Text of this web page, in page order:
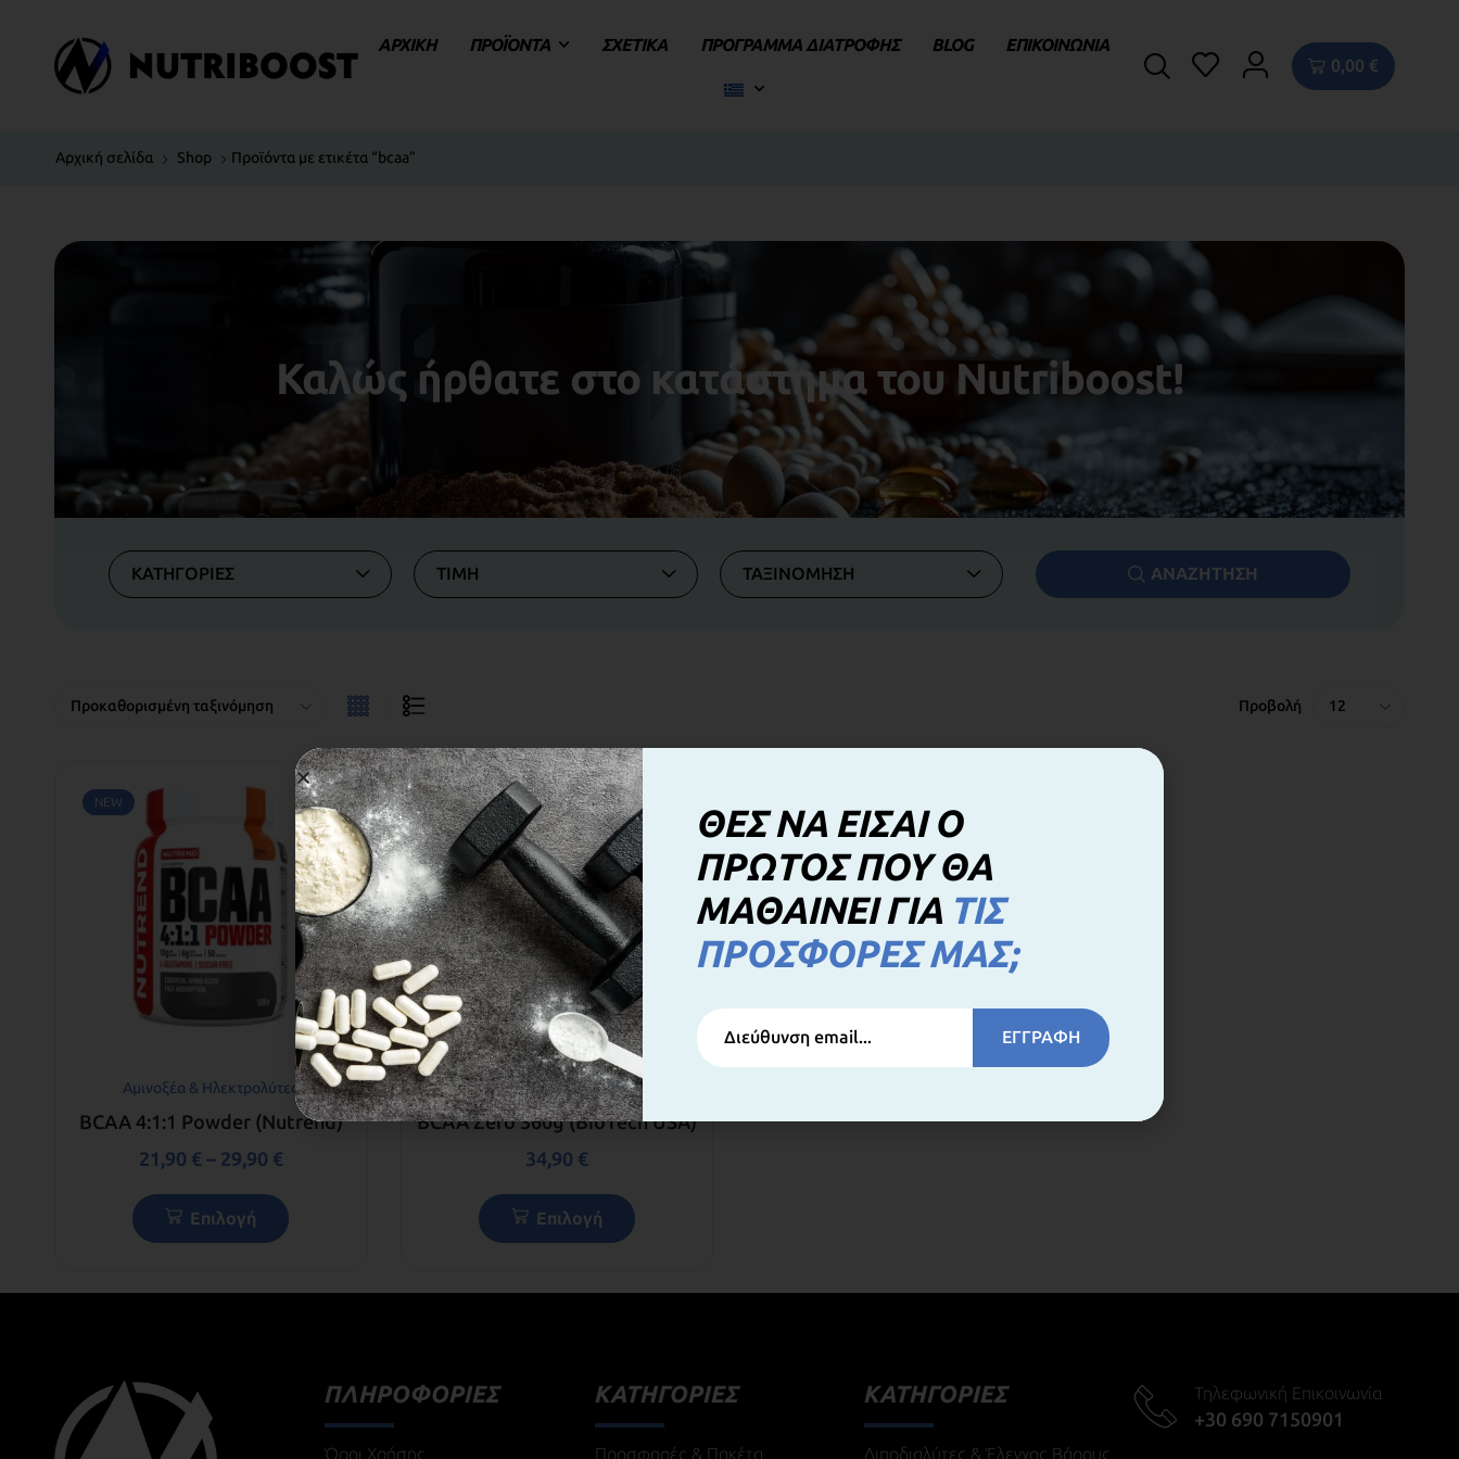
ΑΡΧΙΚΗ ΠΡΟΪΟΝΤΑ ΣΧΕΤΙΚΑ ΠΡΟΓΡΑΜΜΑ ΔΙΑΤΡΟΦΗΣ BLOG
ΕΠΙΚΟΙΝΩΝΙΑ
0,00 €
Αρχική σελίδα Shop Προϊόντα με ετικέτα “bcaa”
Καλώς ήρθατε στο κατάστημα του Nutriboost!
ΚΑΤΗΓΟΡΙΕΣ ΤΙΜΗ ΤΑΞΙΝΟΜΗΣΗ ΑΝΑΖΗΤΗΣΗ
Προβολή
NEW
Αμινοξέα & Ηλεκτρολύτες
BCAA 4:1:1 Powder (Nutrend)
21,90 €– 29,90 €
Επιλογή
Αμινοξέα & Ηλεκτρολύτες
BCAA Zero 360g (BioTech USA)
34,90 €
Επιλογή
ΠΛΗΡΟΦΟΡΙΕΣ
Όροι Χρήσης
ΚΑΤΗΓΟΡΙΕΣ
Προσφορές & Πακέτα
ΚΑΤΗΓΟΡΙΕΣ
Λιποδιαλύτες & Έλεγχος Βάρους
Τηλεφωνική Επικοινωνία
+30 690 7150901
ΘΕΣ ΝΑ ΕΙΣΑΙ Ο
ΠΡΩΤΟΣ ΠΟΥ ΘΑ
ΜΑΘΑΙΝΕΙ ΓΙΑ ΤΙΣ
ΠΡΟΣΦΟΡΕΣ ΜΑΣ;
ΕΓΓΡΑΦΗ